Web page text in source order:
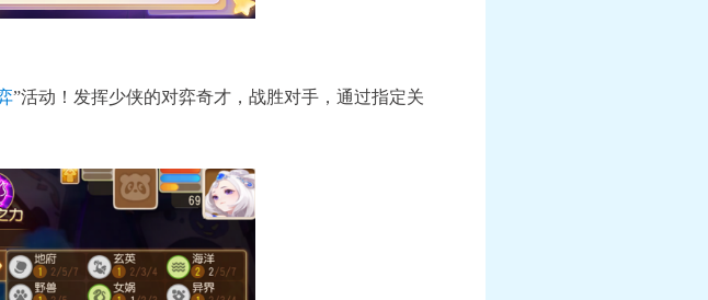
”活动！发挥少侠的对弈奇才，战胜对手，通过指定关